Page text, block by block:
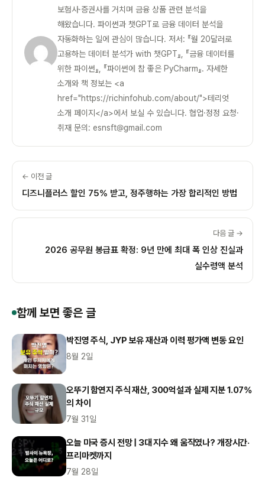
보험사·증권사를 거치며 금융 상품 관련 분석을
해왔습니다. 파이썬과 챗GPT로 금융 데이터 분석을
자동화하는 일에 관심이 많습니다. 저서: 『월 20달러로
고용하는 데이터 분석가 with 챗GPT』, 『금융 데이터를
위한 파이썬』, 『파이썬에 참 좋은 PyCharm』. 자세한
소개와 책 정보는 <a
href="https://richinfohub.com/about/">테리엇
소개 페이지</a>에서 보실 수 있습니다. 협업·정정 요청·
취재 문의: esnsft@gmail.com
← 이전 글
디즈니플러스 할인 75% 받고, 정주행하는 가장 합리적인 방법
다음 글 →
2026 공무원 봉급표 확정: 9년 만에 최대 폭 인상 진실과
실수령액 분석
함께 보면 좋은 글
박진영 주식, JYP 보유 재산과 이력 평가액 변동 요인
8월 2일
오뚜기 함연지 주식 재산, 300억설과 실제 지분 1.07%
의 차이
7월 31일
오늘 미국 증시 전망 | 3대 지수 왜 움직였나? 개장시간·
프리마켓까지
7월 28일